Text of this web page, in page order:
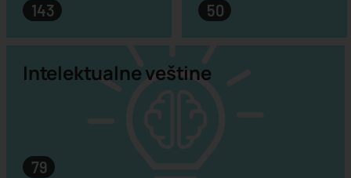
143 50
Intelektualne veštine
79